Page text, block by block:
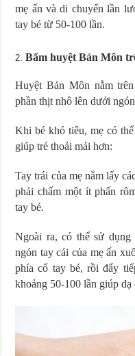
mẹ ấn và di chuyển lần
tay bé từ 50-100 lần.
Bấm huyệt Bản Môn
Huyệt Bản Môn nằm
phần thịt nhô lên dưới
Khi bé khó tiêu, mẹ có
giúp trẻ thoải mái hơn:
Tay trái của mẹ nắm lấy
phải chấm một ít phấn
tay bé.
Ngoài ra, có thể sử dụng
ngón tay cái của mẹ ấn
phía cổ tay bé, rồi đẩy
khoảng 50-100 lần giúp dạ